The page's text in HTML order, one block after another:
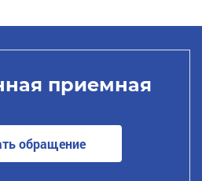
приемная
обращение